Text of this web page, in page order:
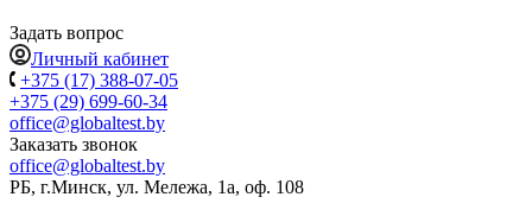
Задать вопрос
Личный кабинет
+375 (17) 388-07-05
+375 (29) 699-60-34
office@globaltest.by
Заказать звонок
office@globaltest.by
РБ, г.Минск, ул. Мележа, 1а, оф. 108